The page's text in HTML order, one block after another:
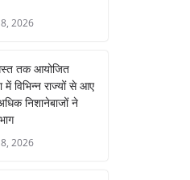
2026
तक आयोजित
में विभिन्न राज्यों से आए
निशानेबाजों ने
2026